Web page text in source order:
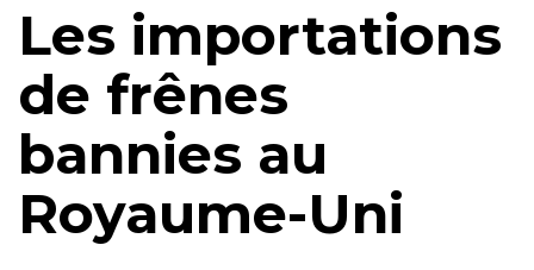
Les importations
de frênes
bannies au
Royaume-Uni